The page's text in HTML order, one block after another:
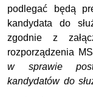
podlegać będą
kandydata do
zgodnie z
rozporządzenia
w sprawie
kandydatów do